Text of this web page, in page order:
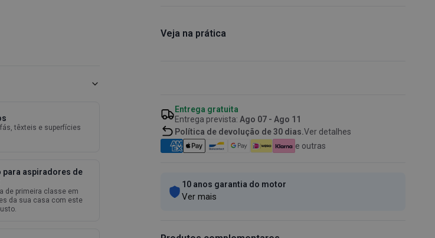
Veja na prática
Entrega gratuita
Entrega prevista: Ago 07 - Ago 11
Política de devolução de 30 dias.Ver detalhes
e outras
10 anos garantia do motor
Ver mais
têxteis e superfícies
para aspiradores de
de primeira classe em
da sua casa com este